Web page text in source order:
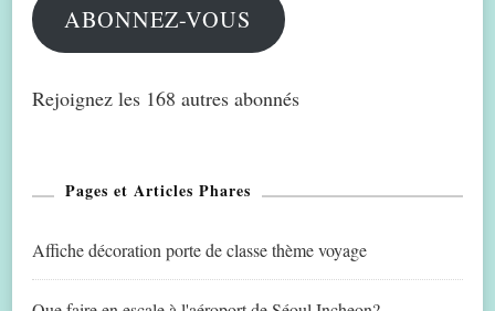
ABONNEZ-VOUS
Rejoignez les 168 autres abonnés
Pages et Articles Phares
Affiche décoration porte de classe thème voyage